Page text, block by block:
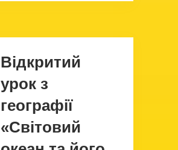
Відкритий
урок з
географії
«Світовий